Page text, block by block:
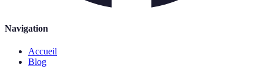
Navigation
Accueil
Blog